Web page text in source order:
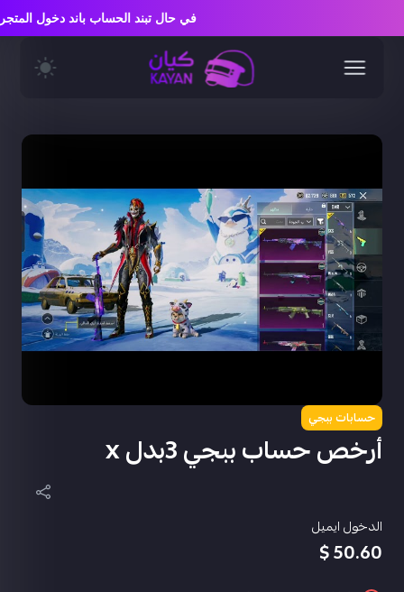
حسابات ببجي
أرخص حساب ببجي 3بدل x
الدخول ايميل
50.60 $
في حال تبند الحساب باند دخول